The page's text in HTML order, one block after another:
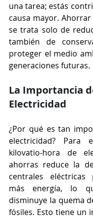
una tarea; estás
causa mayor.
se trata solo de
también de
proteger el medio
generaciones futuras.
La Importancia
Electricidad
¿Por qué es tan
electricidad? Para
kilovatio-hora de
ahorras reduce la
centrales
más energía, lo
disminuye la quema
fósiles. Esto tiene un